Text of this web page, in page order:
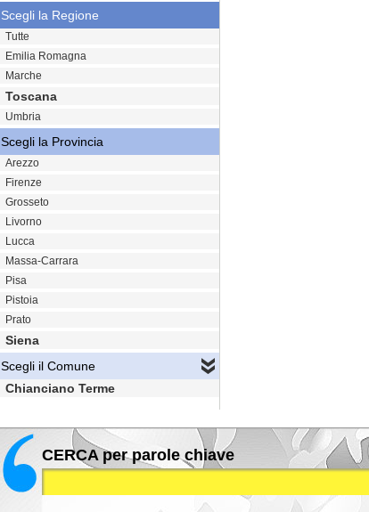
Scegli la Regione
Tutte
Emilia Romagna
Marche
Toscana
Umbria
Scegli la Provincia
Arezzo
Firenze
Grosseto
Livorno
Lucca
Massa-Carrara
Pisa
Pistoia
Prato
Siena
Scegli il Comune
Chianciano Terme
CERCA per parole chiave